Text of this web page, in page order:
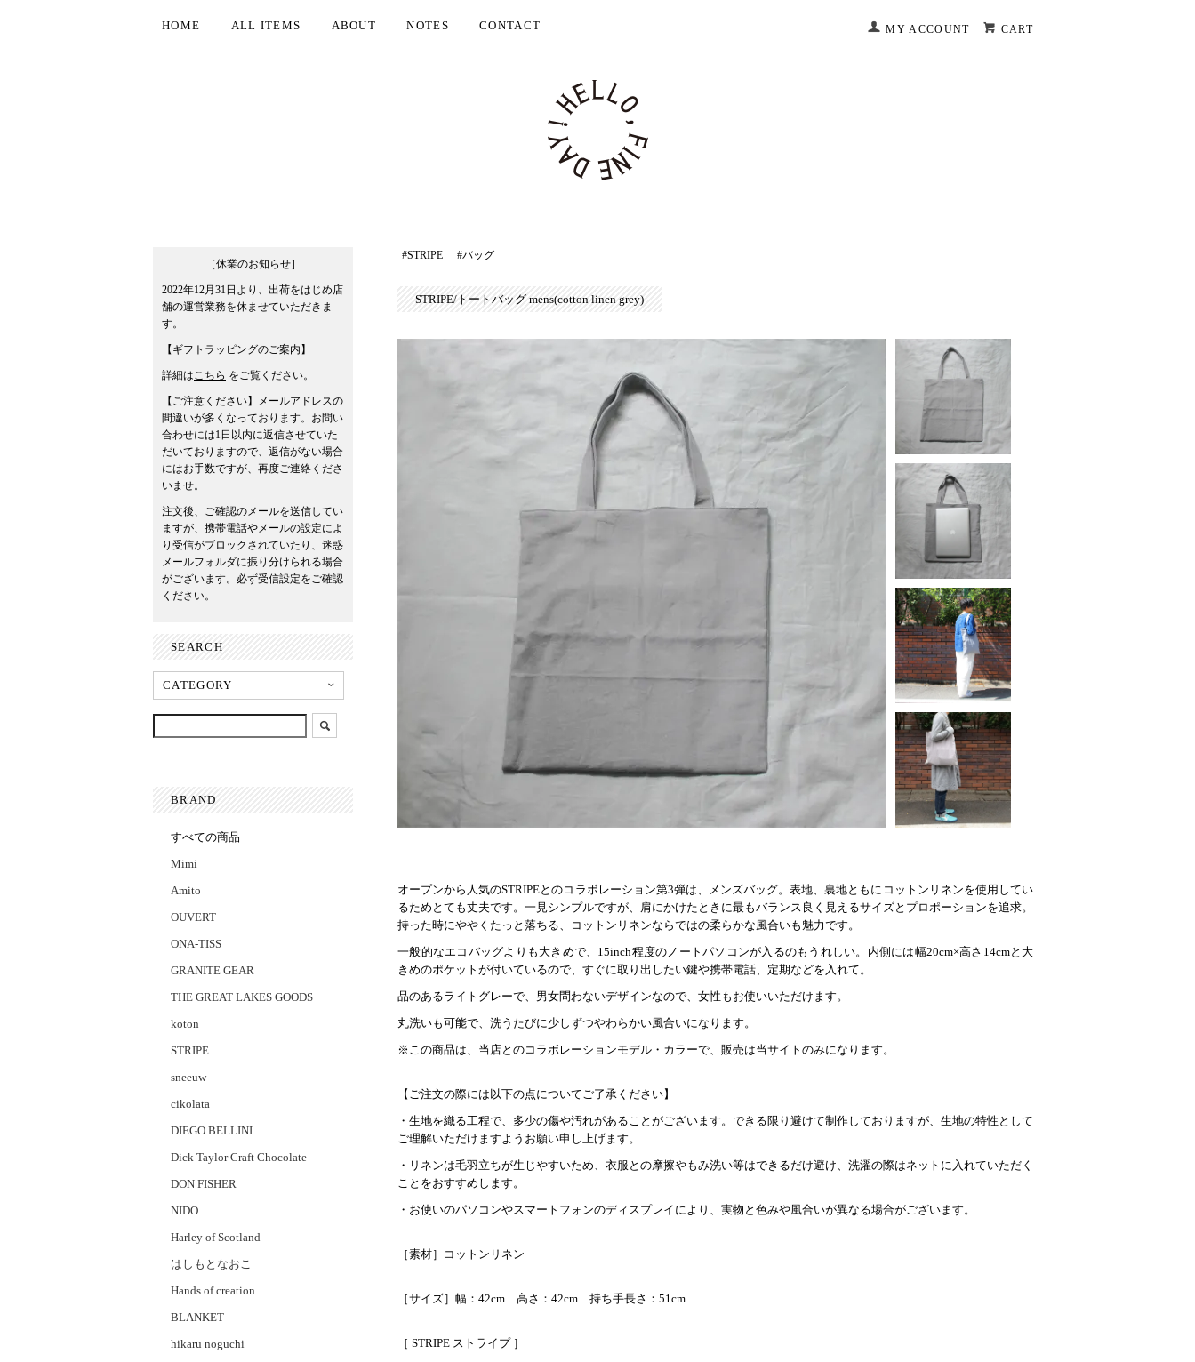
HOME ALL ITEMS ABOUT NOTES CONTACT MY ACCOUNT CART
#STRIPE #バッグ
STRIPE/トートバッグ mens(cotton linen grey)
オープンから人気のSTRIPEとのコラボレーション第3弾は、メンズバッグ。表地、裏地ともにコットンリネンを使用してい
るためとても丈夫です。一見シンプルですが、肩にかけたときに最もバランス良く見えるサイズとプロポーションを追求。
持った時にややくたっと落ちる、コットンリネンならではの柔らかな風合いも魅力です。
一般的なエコバッグよりも大きめで、15inch程度のノートパソコンが入るのもうれしい。内側には幅20cm×高さ14cmと大
きめのポケットが付いているので、すぐに取り出したい鍵や携帯電話、定期などを入れて。
品のあるライトグレーで、男女問わないデザインなので、女性もお使いいただけます。
丸洗いも可能で、洗うたびに少しずつやわらかい風合いになります。
※この商品は、当店とのコラボレーションモデル・カラーで、販売は当サイトのみになります。
【ご注文の際には以下の点についてご了承ください】
・生地を織る工程で、多少の傷や汚れがあることがございます。できる限り避けて制作しておりますが、生地の特性として
ご理解いただけますようお願い申し上げます。
・リネンは毛羽立ちが生じやすいため、衣服との摩擦やもみ洗い等はできるだけ避け、洗濯の際はネットに入れていただく
ことをおすすめします。
・お使いのパソコンやスマートフォンのディスプレイにより、実物と色みや風合いが異なる場合がございます。
［素材］コットンリネン
［サイズ］幅：42cm 高さ：42cm 持ち手長さ：51cm
［ STRIPE ストライプ ］
［休業のお知らせ］
2022年12月31日より、出荷をはじめ店
舗の運営業務を休ませていただきま
す。
【ギフトラッピングのご案内】
詳細はこちら をご覧ください。
【ご注意ください】メールアドレスの
間違いが多くなっております。お問い
合わせには1日以内に返信させていた
だいておりますので、返信がない場合
にはお手数ですが、再度ご連絡くださ
いませ。
注文後、ご確認のメールを送信してい
ますが、携帯電話やメールの設定によ
り受信がブロックされていたり、迷惑
メールフォルダに振り分けられる場合
がございます。必ず受信設定をご確認
ください。
SEARCH
BRAND
すべての商品
Mimi
Amito
OUVERT
ONA-TISS
GRANITE GEAR
THE GREAT LAKES GOODS
koton
STRIPE
sneeuw
cikolata
DIEGO BELLINI
Dick Taylor Craft Chocolate
DON FISHER
NIDO
Harley of Scotland
はしもとなおこ
Hands of creation
BLANKET
hikaru noguchi